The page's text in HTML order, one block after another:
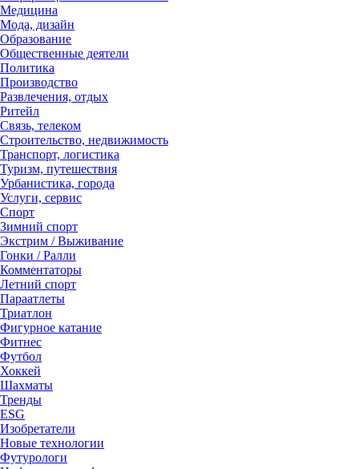
Медицина
Мода, дизайн
Образование
Общественные деятели
Политика
Производство
Развлечения, отдых
Ритейл
Связь, телеком
Строительство, недвижимость
Транспорт, логистика
Туризм, путешествия
Урбанистика, города
Услуги, сервис
Спорт
Зимний спорт
Экстрим / Выживание
Гонки / Ралли
Комментаторы
Летний спорт
Параатлеты
Триатлон
Фигурное катание
Фитнес
Футбол
Хоккей
Шахматы
Тренды
ESG
Изобретатели
Новые технологии
Футурологи